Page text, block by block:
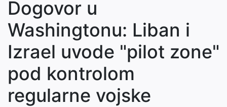
Dogovor u
Washingtonu: Liban i
Izrael uvode "pilot zone"
pod kontrolom
regularne vojske